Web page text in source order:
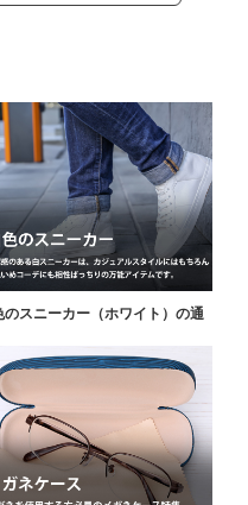
のスニーカー（ホワイト）の通